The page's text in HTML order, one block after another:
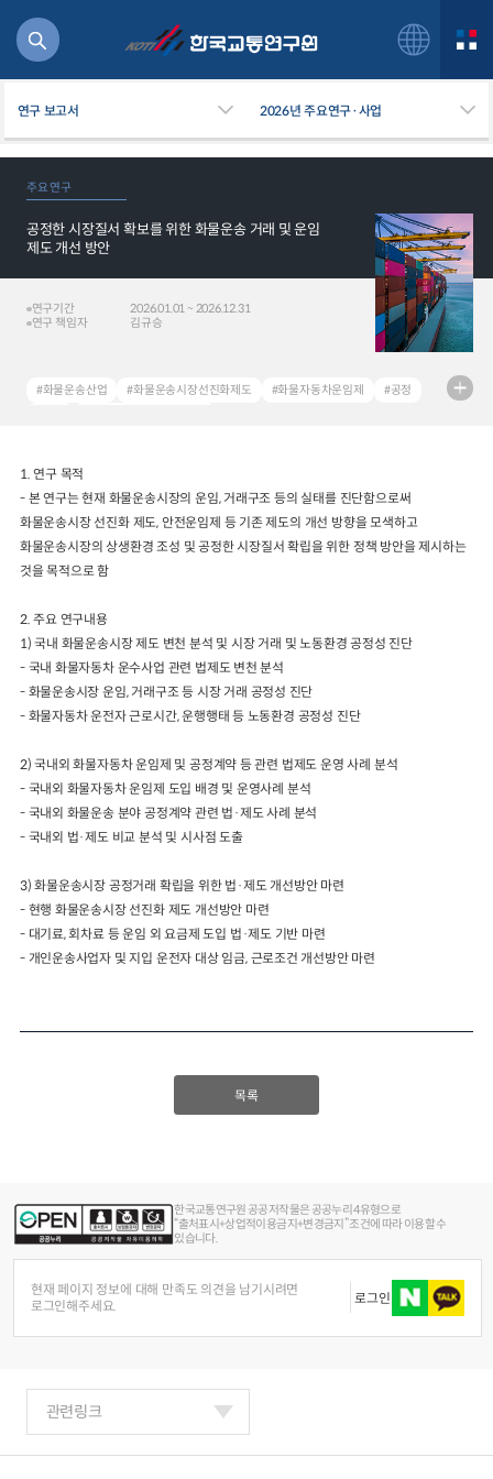
연구 보고서 2026년 주요연구·사업
주요 연구
공정한 시장질서 확보를 위한 화물운송 거래 및 운임
제도 개선 방안
연구기간
2026.01.01 ~ 2026.12.31
연구 책임자
김규승
#화물운송산업 #화물운송시장선진화제도 #화물자동차운임제
#공정
#Truck Freight Rate Regime
1.연구 목적
- 본 연구는 현재 화물운송시장의 운임,거래구조 등의 실태를 진단함으로써
화물운송시장 선진화 제도, 안전운임제 등 기존 제도의 개선 방향을 모색하고
화물운송시장의 상생환경 조성 및 공정한 시장질서 확립을 위한 정책 방안을 제시하는
것을목적으로 함
2.주요 연구내용
1)국내 화물운송시장 제도 변천 분석 및 시장 거래 및 노동환경 공정성 진단
- 국내 화물자동차 운수사업 관련 법제도 변천 분석
- 화물운송시장 운임,거래구조 등 시장 거래 공정성 진단
- 화물자동차 운전자 근로시간,운행행태 등 노동환경 공정성 진단
2)국내외 화물자동차 운임제 및 공정계약 등 관련 법제도 운영 사례 분석
- 국내외 화물자동차 운임제 도입 배경 및 운영사례 분석
- 국내외 화물운송 분야 공정계약 관련 법 ·제도 사례 분석
- 국내외 법·제도 비교 분석 및 시사점 도출
3)화물운송시장 공정거래 확립을 위한 법 ·제도 개선방안 마련
- 현행 화물운송시장 선진화 제도 개선방안 마련
- 대기료,회차료 등 운임 외 요금제 도입 법 ·제도 기반 마련
- 개인운송사업자 및 지입 운전자 대상 임금, 근로조건 개선방안 마련
목록
한국교통연구원 공공저작물은 공공누리 4유형으로
“출처표시+상업적이용금지+변경금지” 조건에 따라 이용할 수
있습니다.
현재 페이지 정보에 대해 만족도 의견을 남기시려면
로그인해주세요.
로그인
관련링크
일반사업보고서
2024년 국가교통조사 및 분석
요약보고서
수단분담모형
권역별통행지표
사회경제지표
교통수요예측
2024 생활물류 서비스 보